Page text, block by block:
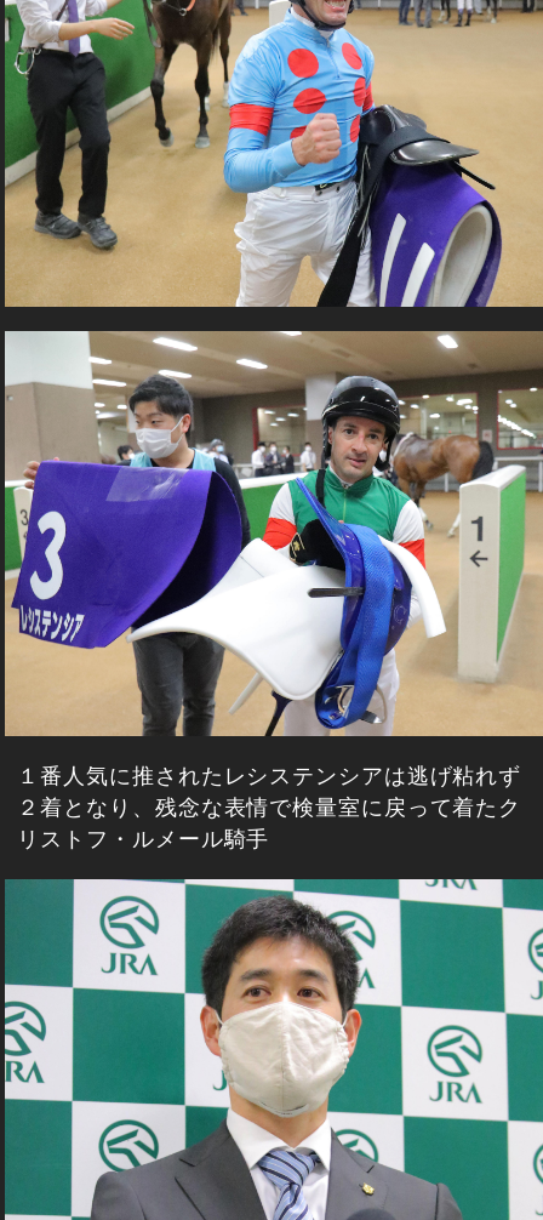
１番人気に推されたレシステンシアは逃げ粘れず
２着となり、残念な表情で検量室に戻って着たク
リストフ・ルメール騎手